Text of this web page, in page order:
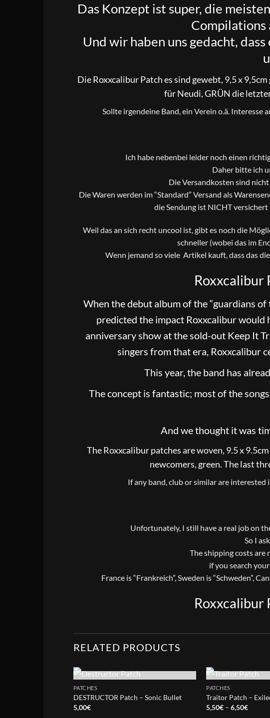
Das Konzept ist super, die
Compilations
Und wir haben uns gedacht,
Die Roxxcalibur Patch es sind gewebt, 9,5 x
für Neudi, GRÜN die
Sollte irgendeine Band, ein Verein o.ä. Interesse
Ich habe nebenbei leider noch einen
Daher bitte ich
Die Versandkosten sind
Die Waren werden im “Standard” Versand als
die Sendung ist NICHT
Weil das an sich recht uncool ist, gibt es noch die
schneller (wobei das im
Wenn jemand so viele Artikel kauft, dass das
Roxxcalibur
When the debut album of the “guardians
predicted the impact Roxxcalibur would
anniversary show at the sold-out Keep It
singers from that era, Roxxcalibur
This year, the band has
The concept is fantastic; most of the
And we thought it was
The Roxxcalibur patches are woven, 9.5 x
newcomers, green. The last
If any band, club or similar are
Unfortunately, I still have a real job on
So I
The shipping costs are
if you search
France is “Frankreich”, Sweden is “Schweden”,
Roxxcalibur
RELATED PRODUCTS
PATCHES
DESTRUCTOR Patch – Sonic Bullet
5,00€
PATCHES
Traitor Patch –
5,50€ – 6,50€Price